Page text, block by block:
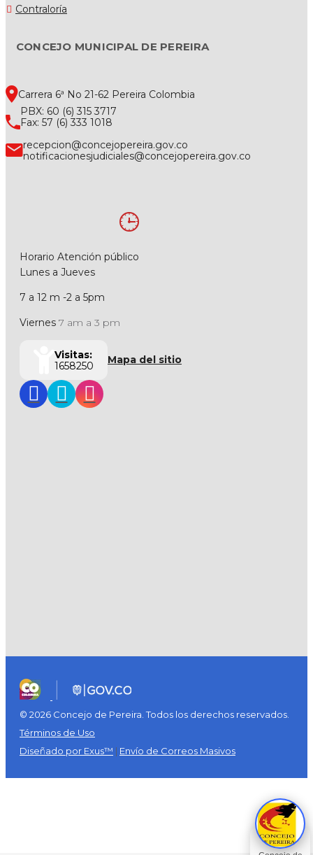
Contraloría
CONCEJO MUNICIPAL DE PEREIRA
Carrera 6ª No 21-62 Pereira Colombia
PBX: 60 (6) 315 3717
Fax: 57 (6) 333 1018
recepcion@concejopereira.gov.co
notificacionesjudiciales@concejopereira.gov.co
Horario Atención público
Lunes a Jueves
7 a 12 m -2 a 5pm
Viernes 7 am a 3 pm
Visitas:
1658250
Mapa del sitio
© 2026 Concejo de Pereira. Todos los derechos reservados.
Términos de Uso
Diseñado por Exus™ | Envío de Correos Masivos